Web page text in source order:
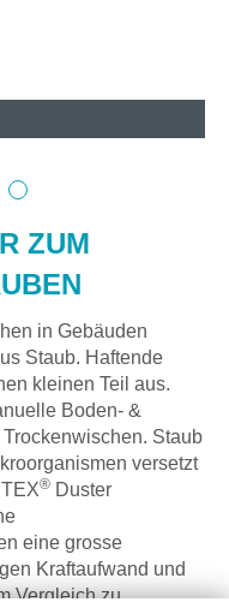
ZUM
in Gebäuden
Staub. Haftende
kleinen Teil aus.
Boden- &
Staub
versetzt
® Duster
eine grosse
Kraftaufwand und
Vergleich zu